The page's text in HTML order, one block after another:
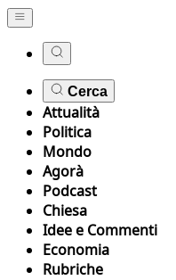
Cerca
Attualità
Politica
Mondo
Agorà
Podcast
Chiesa
Idee e Commenti
Economia
Rubriche